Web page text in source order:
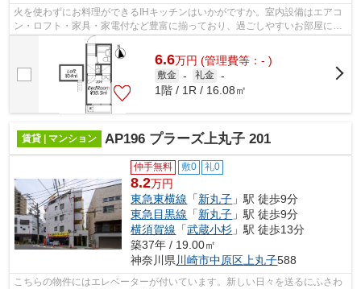
火を使わずにお料理ができるIHキッチンはいかがですか。室内設備はエアコ
ン・ロフト・家具・家電付など豊富に揃っており、過ごしやすいお部屋にな
っております。駅から徒歩10分の物件...
6.6万円 (管理費等：- )
敷金 - 礼金 -
1階 / 1R / 16.08㎡
賃貸 | マンション AP196 プラーズ上丸子 201
仲手無料 敷0 礼0
8.2万円
東急東横線 「新丸子 」駅 徒歩9分
東急目黒線 「新丸子 」駅 徒歩9分
横須賀線 「武蔵小杉 」駅 徒歩13分
築37年 / 19.00㎡
神奈川県川崎市中原区上丸子588
こちらの物件にはエレベーターが付いています。新しい日々を送るにふさわ